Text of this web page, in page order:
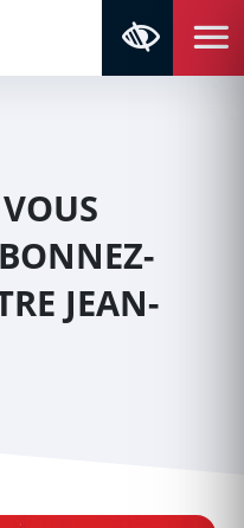
à la page d'accueil
JEAN-